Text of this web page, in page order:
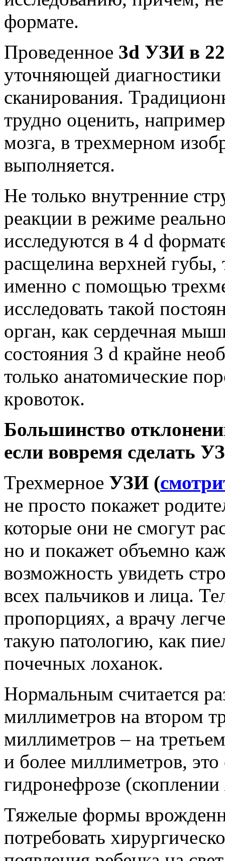
формате.
Проведенное 3d УЗИ в
уточняющей
сканирования.
трудно оценить,
мозга, в трехмерном
выполняется.
Не только внутренние
реакции в режиме
исследуются в 4 d
расщелина верхней
именно с помощью
исследовать такой
орган, как сердечная
состояния 3 d крайне
только анатомические
кровоток.
Большинство
если вовремя сделать
Трехмерное УЗИ (
не просто покажет
которые они не смогут
но и покажет объемно
возможность увидеть
всех пальчиков и лица.
пропорциях, а врачу
такую патологию, как
почечных лоханок.
Нормальным считается
миллиметров на втором
миллиметров – на
и более миллиметров, это
гидронефрозе
Тяжелые формы
потребовать